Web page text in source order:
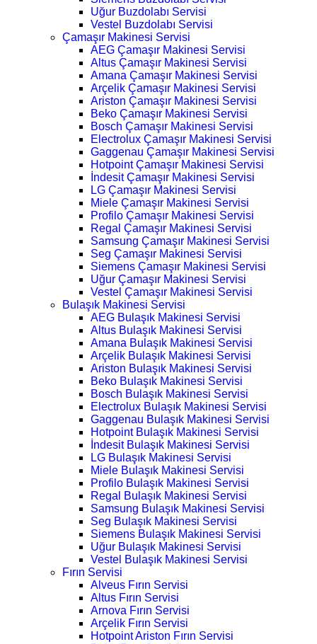
Uğur Buzdolabı Servisi
Vestel Buzdolabı Servisi
Çamaşır Makinesi Servisi
AEG Çamaşır Makinesi Servisi
Altus Çamaşır Makinesi Servisi
Amana Çamaşır Makinesi Servisi
Arçelik Çamaşır Makinesi Servisi
Ariston Çamaşır Makinesi Servisi
Beko Çamaşır Makinesi Servisi
Bosch Çamaşır Makinesi Servisi
Electrolux Çamaşır Makinesi Servisi
Gaggenau Çamaşır Makinesi Servisi
Hotpoint Çamaşır Makinesi Servisi
İndesit Çamaşır Makinesi Servisi
LG Çamaşır Makinesi Servisi
Miele Çamaşır Makinesi Servisi
Profilo Çamaşır Makinesi Servisi
Regal Çamaşır Makinesi Servisi
Samsung Çamaşır Makinesi Servisi
Seg Çamaşır Makinesi Servisi
Siemens Çamaşır Makinesi Servisi
Uğur Çamaşır Makinesi Servisi
Vestel Çamaşır Makinesi Servisi
Bulaşık Makinesi Servisi
AEG Bulaşık Makinesi Servisi
Altus Bulaşık Makinesi Servisi
Amana Bulaşık Makinesi Servisi
Arçelik Bulaşık Makinesi Servisi
Ariston Bulaşık Makinesi Servisi
Beko Bulaşık Makinesi Servisi
Bosch Bulaşık Makinesi Servisi
Electrolux Bulaşık Makinesi Servisi
Gaggenau Bulaşık Makinesi Servisi
Hotpoint Bulaşık Makinesi Servisi
İndesit Bulaşık Makinesi Servisi
LG Bulaşık Makinesi Servisi
Miele Bulaşık Makinesi Servisi
Profilo Bulaşık Makinesi Servisi
Regal Bulaşık Makinesi Servisi
Samsung Bulaşık Makinesi Servisi
Seg Bulaşık Makinesi Servisi
Siemens Bulaşık Makinesi Servisi
Uğur Bulaşık Makinesi Servisi
Vestel Bulaşık Makinesi Servisi
Fırın Servisi
Alveus Fırın Servisi
Altus Fırın Servisi
Arnova Fırın Servisi
Arçelik Fırın Servisi
Hotpoint Ariston Fırın Servisi